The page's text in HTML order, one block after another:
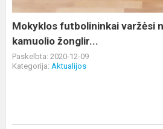
Mokyklos futbolininkai varžėsi
kamuolio žonglir...
Paskelbta: 2020-12-09
Kategorija: Aktualijos